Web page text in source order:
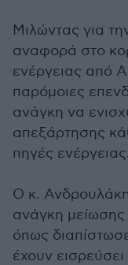
Μιλώντας για
αναφορά στο
ενέργειας από
παρόμοιες
ανάγκη να
απεξάρτησης
πηγές ενέργειας.
Ο κ.
ανάγκη
όπως
έχουν